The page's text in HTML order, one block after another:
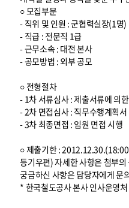
○ 모집부문
- 직위 및 인원 : 군협력실장(1명)
- 직급 : 전문직 1급
- 근무소속 : 대전 본사
- 공모방법 : 외부 공모
○ 전형절차
- 1차 서류심사 : 제출서류에 의
- 2차 면접심사 : 직무수행계획
- 3차 최종면접 : 임원 면접 시행
○ 제출기한 :
등기우편) 자세한 사항은 첨부
궁금하신 사항은 담당자에게 문
* 한국철도공사 본사 인사운영